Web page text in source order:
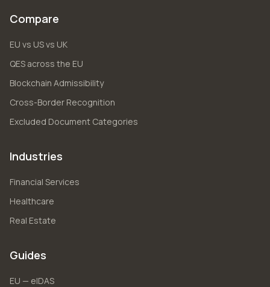
Compare
EU vs US vs UK
QES across the EU
Blockchain Admissibility
Cross-Border Recognition
Excluded Document Categories
Industries
Financial Services
Healthcare
Real Estate
Guides
EU — eIDAS